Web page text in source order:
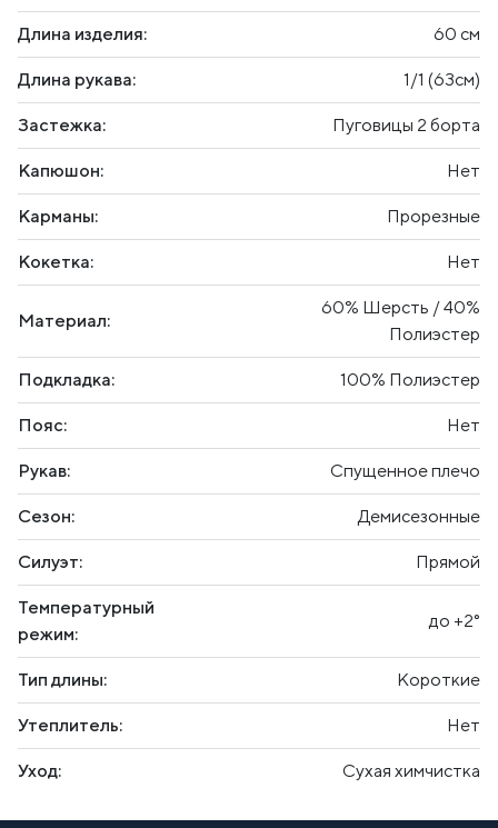
Длина изделия: 60 см
Длина рукава: 1/1 (63см)
Застежка: Пуговицы 2 борта
Капюшон: Нет
Карманы: Прорезные
Кокетка: Нет
Материал:
60% Шерсть / 40%
Полиэстер
Подкладка: 100% Полиэстер
Пояс: Нет
Рукав: Спущенное плечо
Сезон: Демисезонные
Силуэт: Прямой
Температурный
режим:
до +2°
Тип длины: Короткие
Утеплитель: Нет
Уход: Сухая химчистка